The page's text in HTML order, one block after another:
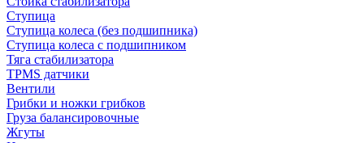
Ступица
Ступица колеса (без подшипника)
Ступица колеса с подшипником
Тяга стабилизатора
TPMS датчики
Вентили
Грибки и ножки грибков
Груза балансировочные
Жгуты